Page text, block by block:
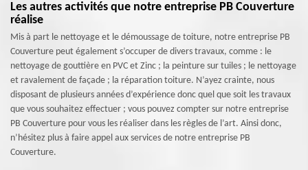
Les autres activités que notre entreprise PB Couverture
réalise
Mis à part le nettoyage et le démoussage de toiture, notre entreprise PB
Couverture peut également s’occuper de divers travaux, comme : le
nettoyage de gouttière en PVC et Zinc ; la peinture sur tuiles ; le nettoyage
et ravalement de façade ; la réparation toiture. N’ayez crainte, nous
disposant de plusieurs années d’expérience donc quel que soit les travaux
que vous souhaitez effectuer ; vous pouvez compter sur notre entreprise
PB Couverture pour vous les réaliser dans les règles de l’art. Ainsi donc,
n’hésitez plus à faire appel aux services de notre entreprise PB
Couverture.